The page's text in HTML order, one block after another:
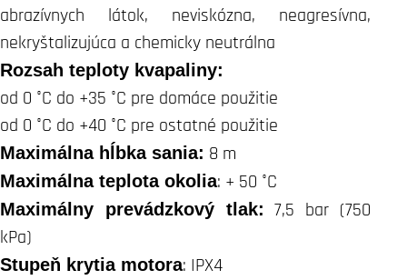
abrazívnych látok, neviskózna, neagresívna,
nekryštalizujúca a chemicky neutrálna
Rozsah teploty kvapaliny:
od 0 °C do +35 °C pre domáce použitie
od 0 °C do +40 °C pre ostatné použitie
Maximálna hĺbka sania: 8 m
Maximálna teplota okolia: + 50 °C
Maximálny prevádzkový tlak: 7,5 bar (750
kPa)
Stupeň krytia motora: IPX4